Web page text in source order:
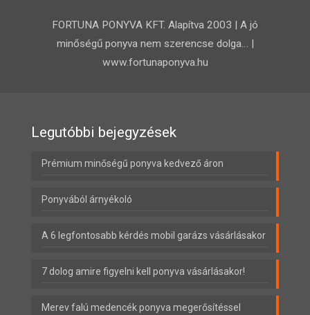
FORTUNA PONYVA KFT. Alapítva 2003 | A jó
minőségű ponyva nem szerencse dolga… |
www.fortunaponyva.hu
Legutóbbi bejegyzések
Prémium minőségű ponyva kedvező áron
Ponyvából árnyékoló
A 6 legfontosabb kérdés mobil garázs vásárlásakor
7 dolog amire figyelni kell ponyva vásárlásakor!
Merev falú medencék ponyva megerősítéssel